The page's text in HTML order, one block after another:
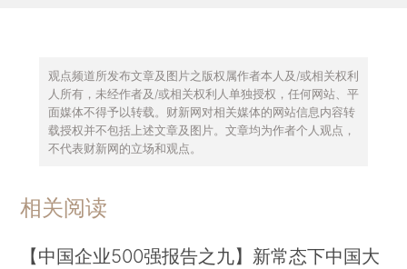
观点频道所发布文章及图片之版权属作者本人及/或相关权利
人所有，未经作者及/或相关权利人单独授权，任何网站、平
面媒体不得予以转载。财新网对相关媒体的网站信息内容转
载授权并不包括上述文章及图片。文章均为作者个人观点，
不代表财新网的立场和观点。
相关阅读
【中国企业500强报告之九】新常态下中国大